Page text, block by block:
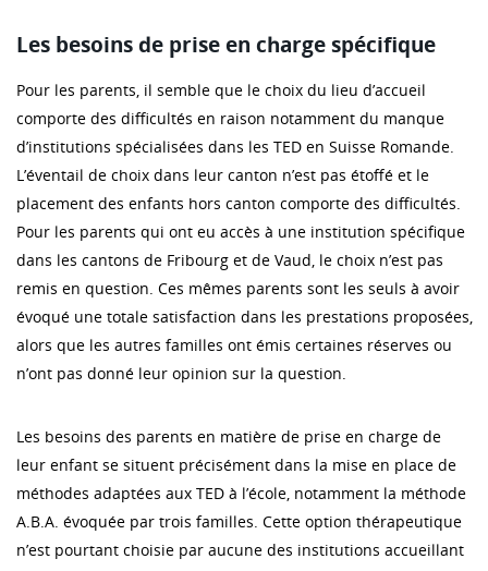
Les besoins de prise en charge spécifique
Pour les parents, il semble que le choix du lieu d’accueil
comporte des difficultés en raison notamment du manque
d’institutions spécialisées dans les TED en Suisse Romande.
L’éventail de choix dans leur canton n’est pas étoffé et le
placement des enfants hors canton comporte des difficultés.
Pour les parents qui ont eu accès à une institution spécifique
dans les cantons de Fribourg et de Vaud, le choix n’est pas
remis en question. Ces mêmes parents sont les seuls à avoir
évoqué une totale satisfaction dans les prestations proposées,
alors que les autres familles ont émis certaines réserves ou
n’ont pas donné leur opinion sur la question.
Les besoins des parents en matière de prise en charge de
leur enfant se situent précisément dans la mise en place de
méthodes adaptées aux TED à l’école, notamment la méthode
A.B.A. évoquée par trois familles. Cette option thérapeutique
n’est pourtant choisie par aucune des institutions accueillant